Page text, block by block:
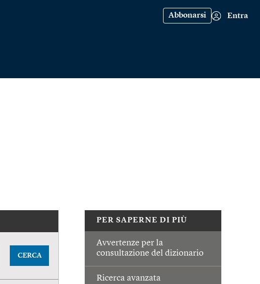
Abbonarsi Entra
PER SAPERNE DI PIÙ
Avvertenze per la
consultazione del dizionario
Ricerca avanzata
CERCA